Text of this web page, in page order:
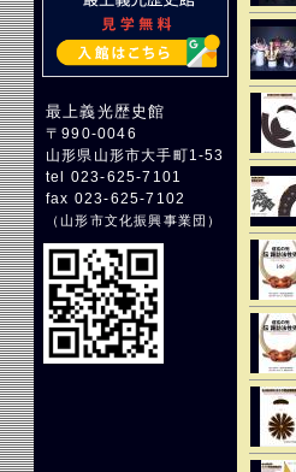
最上義光歴史館
〒990-0046
山形県山形市大手町1-53
tel 023-625-7101
fax 023-625-7102
（山形市文化振興事業団 ）